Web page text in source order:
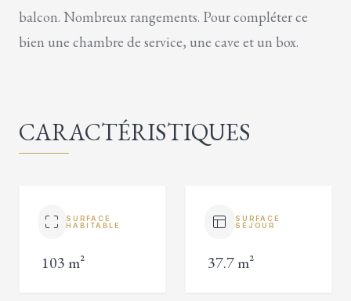
balcon. Nombreux rangements. Pour compléter ce
bien une chambre de service, une cave et un box.
CARACTÉRISTIQUES
SURFACE
HABITABLE
103 m²
SURFACE
SÉJOUR
37.7 m²